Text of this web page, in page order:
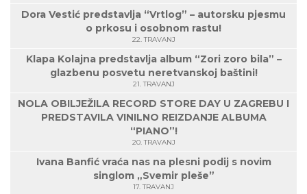
Dora Vestić predstavlja “Vrtlog” – autorsku pjesmu
o prkosu i osobnom rastu!
22. TRAVANJ
Klapa Kolajna predstavlja album “Zori zoro bila” –
glazbenu posvetu neretvanskoj baštini!
21. TRAVANJ
NOLA OBILJEŽILA RECORD STORE DAY U ZAGREBU I
PREDSTAVILA VINILNO REIZDANJE ALBUMA
“PIANO”!
20. TRAVANJ
Ivana Banfić vraća nas na plesni podij s novim
singlom „Svemir pleše”
17. TRAVANJ